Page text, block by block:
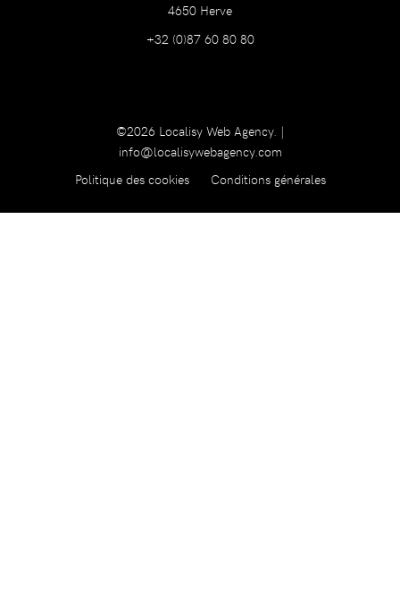
4650 Herve
+32 (0)87 60 80 80
©2026 Localisy Web Agency. |
info@localisywebagency.com
Politique des cookies
Conditions générales